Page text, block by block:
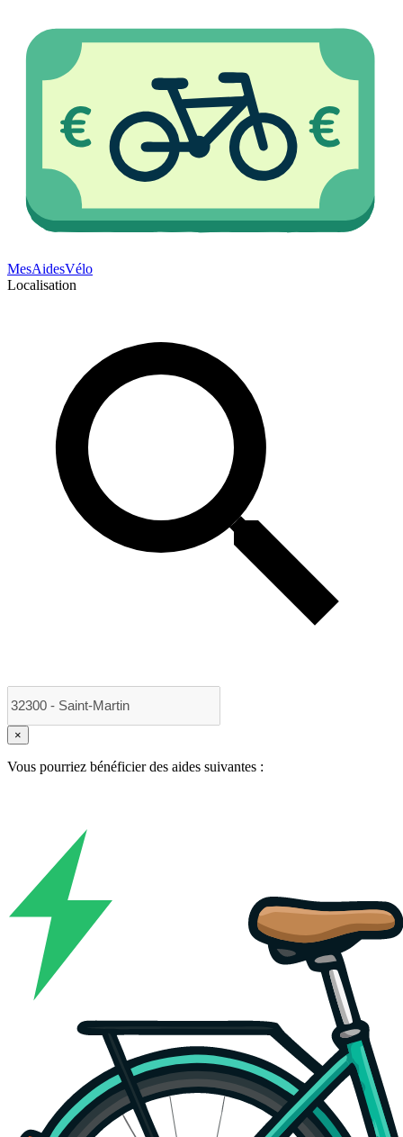
MesAidesVélo
Localisation
×
Vous pourriez bénéficier des aides suivantes :